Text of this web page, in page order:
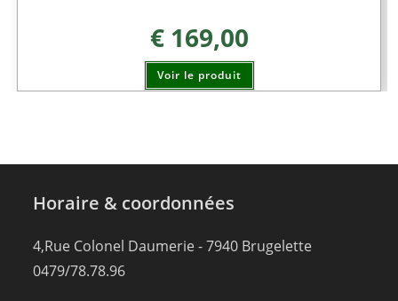
€169,00
Voir le produit
Horaire & coordonnées
4,Rue Colonel Daumerie - 7940 Brugelette
0479/78.78.96